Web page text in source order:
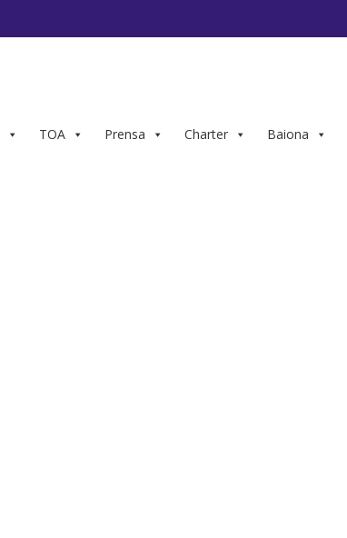
TOA Prensa Charter Baiona